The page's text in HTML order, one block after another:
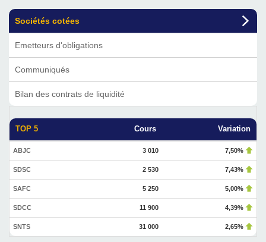
Sociétés cotées
Emetteurs d'obligations
Communiqués
Bilan des contrats de liquidité
TOP 5 Cours Variation
ABJC 3 010 7,50%
SDSC 2 530 7,43%
SAFC 5 250 5,00%
SDCC 11 900 4,39%
SNTS 31 000 2,65%